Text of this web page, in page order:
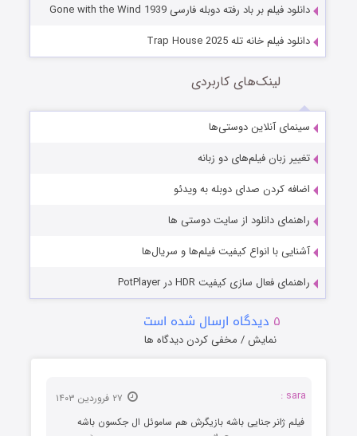
دانلود فیلم بر باد رفته دوبله فارسی Gone with the Wind 1939
دانلود فیلم خانه تله Trap House 2025
لینک‌های کاربردی
سینمای آنلاین دوستی‌ها
تغییر زبان فیلم‌های دو زبانه
اضافه کردن صدای دوبله به ویدئو
راهنمای دانلود از سایت دوستی ها
آشنایی با انواع کیفیت فیلم‌ها و سریال‌ها
راهنمای فعال سازی کیفیت HDR در PotPlayer
۵ دیدگاه ارسال شده است
نمایش / مخفی کردن دیدگاه ها
sara :
فیلم ژانر جنایی باشه بازیگرش هم ساموئل ال جکسون باشه